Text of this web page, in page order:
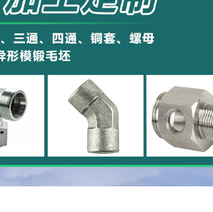
通锻压模坯
通锻压模坯
接头
技术资讯